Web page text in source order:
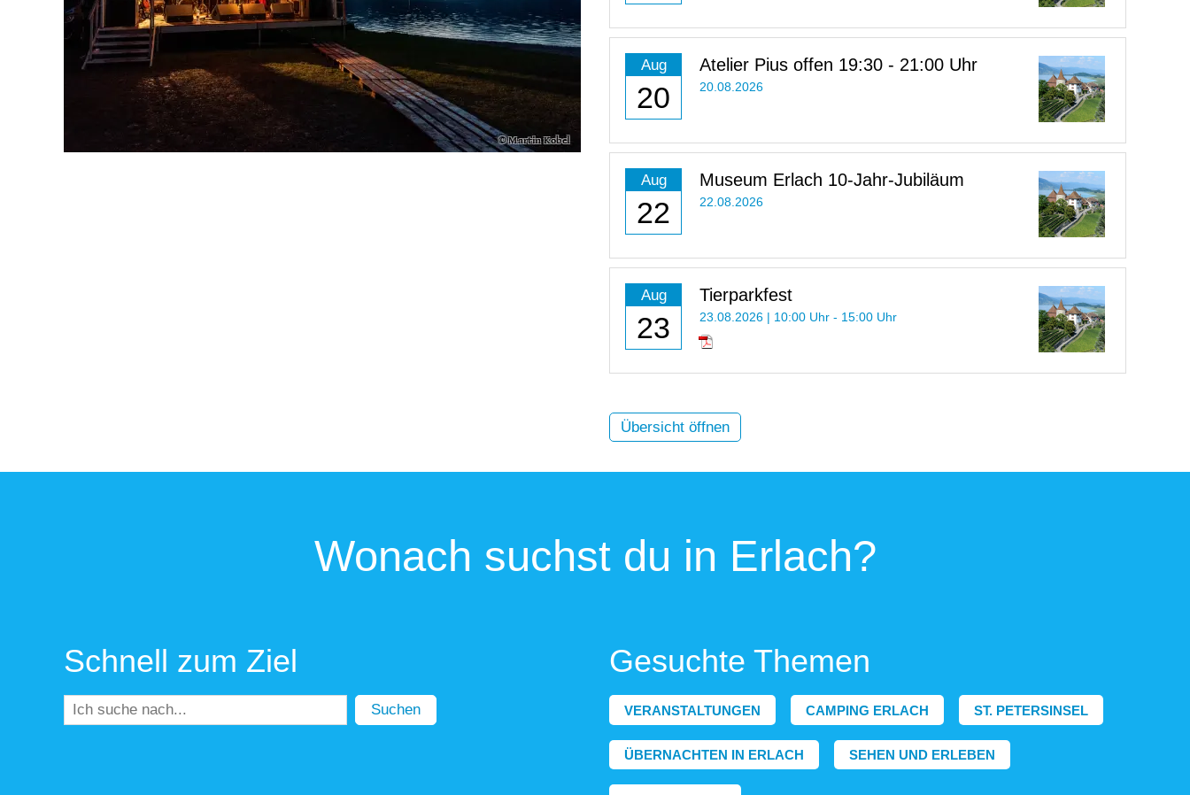
Aug
20
Atelier Pius offen 19:30 - 21:00 Uhr
20.08.2026
Aug
22
Museum Erlach 10-Jahr-Jubiläum
22.08.2026
Aug
23
Tierparkfest
23.08.2026 | 10:00 Uhr - 15:00 Uhr
Übersicht öffnen
Wonach suchst du in Erlach?
Schnell zum Ziel
Suchen
Gesuchte Themen
VERANSTALTUNGEN CAMPING ERLACH ST. PETERSINSEL
ÜBERNACHTEN IN ERLACH SEHEN UND ERLEBEN